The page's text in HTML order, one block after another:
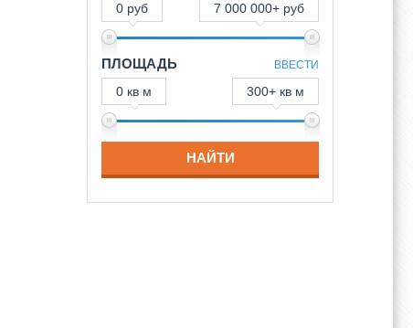
0 руб 7 000 000+ руб
ВВЕСТИ
ПЛОЩАДЬ
0 кв м 300+ кв м
НАЙТИ